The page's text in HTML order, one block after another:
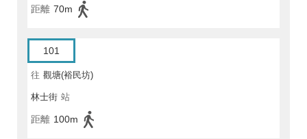
距離 70m
101
往 觀塘(裕民坊)
林士街 站
距離 100m